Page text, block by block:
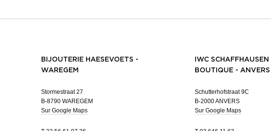
BIJOUTERIE HAESEVOETS -
WAREGEM
Stormestraat 27
B-8790 WAREGEM
Sur Google Maps
IWC SCHAFFHAUSEN
BOUTIQUE - ANVERS
Schutterhofstraat 9C
B-2000 ANVERS
Sur Google Maps